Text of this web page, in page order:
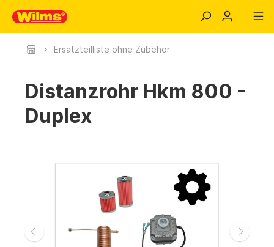
Ersatzteilliste ohne Zubehör
Distanzrohr Hkm 800 -
Duplex